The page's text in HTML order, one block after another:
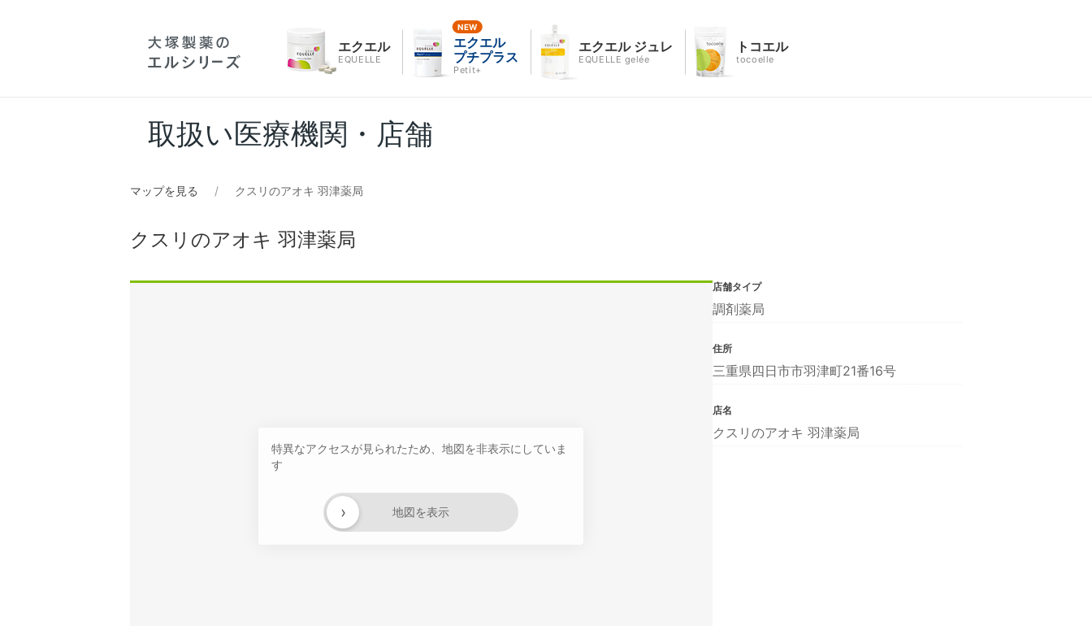
エクエル
EQUELLE
エクエル
プチプラス
Petit+
エクエル ジュレ
EQUELLE gelée
トコエル
tocoelle
取扱い医療機関・店舗
マップを見る クスリのアオキ 羽津薬局
クスリのアオキ 羽津薬局
特異なアクセスが見られたため、地図を非表示にしていま
す
地図を表示
›
店舗タイプ
調剤薬局
住所
三重県四日市市羽津町21番16号
店名
クスリのアオキ 羽津薬局